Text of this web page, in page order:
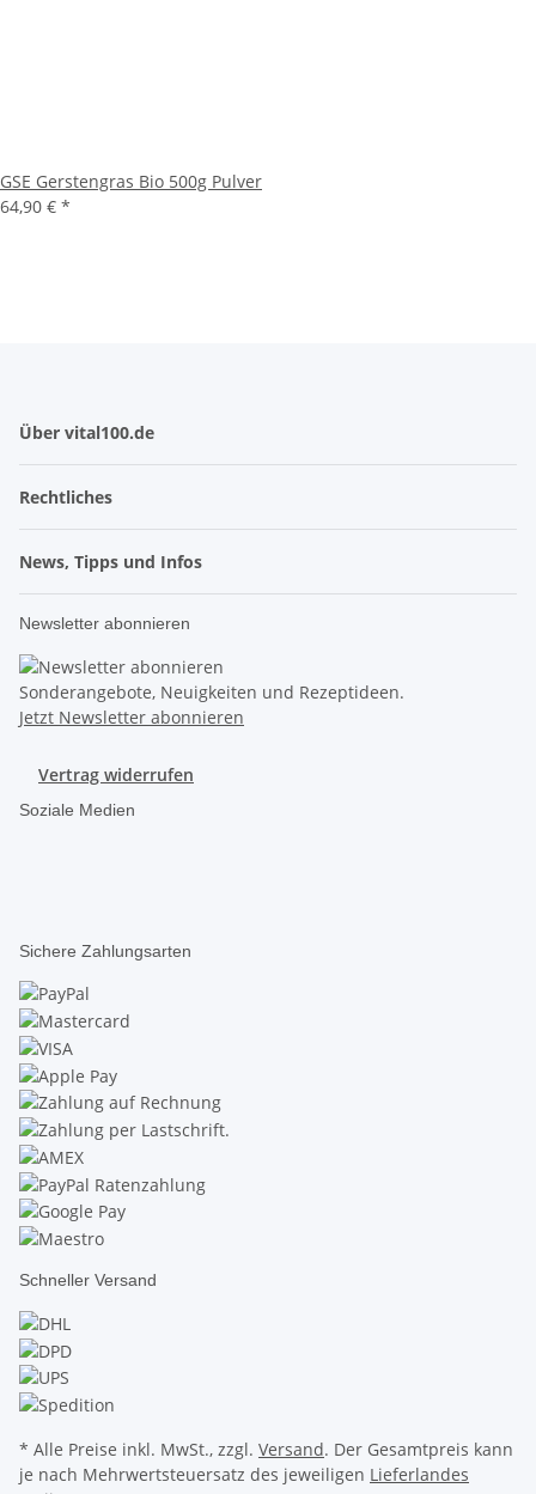
GSE Gerstengras Bio 500g Pulver
64,90 € *
Über vital100.de
Rechtliches
News, Tipps und Infos
Newsletter abonnieren
Sonderangebote, Neuigkeiten und Rezeptideen.
Jetzt Newsletter abonnieren
Vertrag widerrufen
Soziale Medien
Sichere Zahlungsarten
Schneller Versand
* Alle Preise inkl. MwSt., zzgl. Versand. Der Gesamtpreis kann
je nach Mehrwertsteuersatz des jeweiligen Lieferlandes